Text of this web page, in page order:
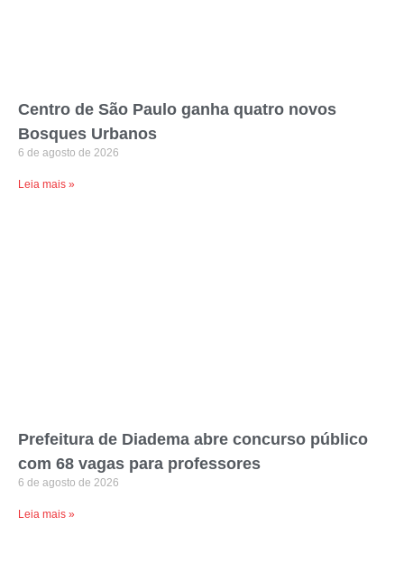
Centro de São Paulo ganha quatro novos
Bosques Urbanos
6 de agosto de 2026
Leia mais »
Prefeitura de Diadema abre concurso público
com 68 vagas para professores
6 de agosto de 2026
Leia mais »